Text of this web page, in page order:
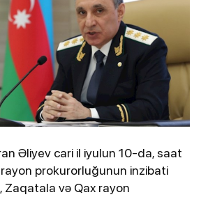
Əliyev cari il iyulun 10-da, saat
prokurorluğunun inzibati
Zaqatala və Qax rayon